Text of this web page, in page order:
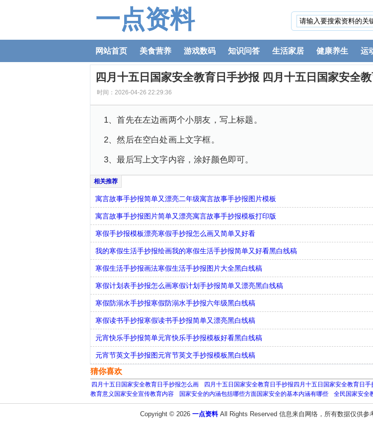
一点资料
网站首页 美食营养 游戏数码 知识问答 生活家居 健康养生 运
四月十五日国家安全教育日手抄报 四月十五日国家安全
时间：2026-04-26 22:29:36
1、首先在左边画两个小朋友，写上标题。
2、然后在空白处画上文字框。
3、最后写上文字内容，涂好颜色即可。
寓言故事手抄报简单又漂亮二年级寓言故事手抄报图片模板
寓言故事手抄报图片简单又漂亮寓言故事手抄报模板打印版
寒假手抄报模板漂亮寒假手抄报怎么画又简单又好看
我的寒假生活手抄报绘画我的寒假生活手抄报简单又好看黑白线稿
寒假生活手抄报画法寒假生活手抄报图片大全黑白线稿
寒假计划表手抄报怎么画寒假计划手抄报简单又漂亮黑白线稿
寒假防溺水手抄报寒假防溺水手抄报六年级黑白线稿
寒假读书手抄报寒假读书手抄报简单又漂亮黑白线稿
元宵快乐手抄报简单元宵快乐手抄报模板好看黑白线稿
元宵节英文手抄报图元宵节英文手抄报模板黑白线稿
猜你喜欢
四月十五日国家安全教育日手抄报怎么画 四月十五日国家安全教育日手抄报四月十五日国家安全教育日手
教育意义国家安全宣传教育内容
国家安全的内涵包括哪些方面国家安全的基本内涵有哪些 全民国家安全
Copyright © 2026 一点资料All Rights Reserved 信息来自网络，所有数据仅供参